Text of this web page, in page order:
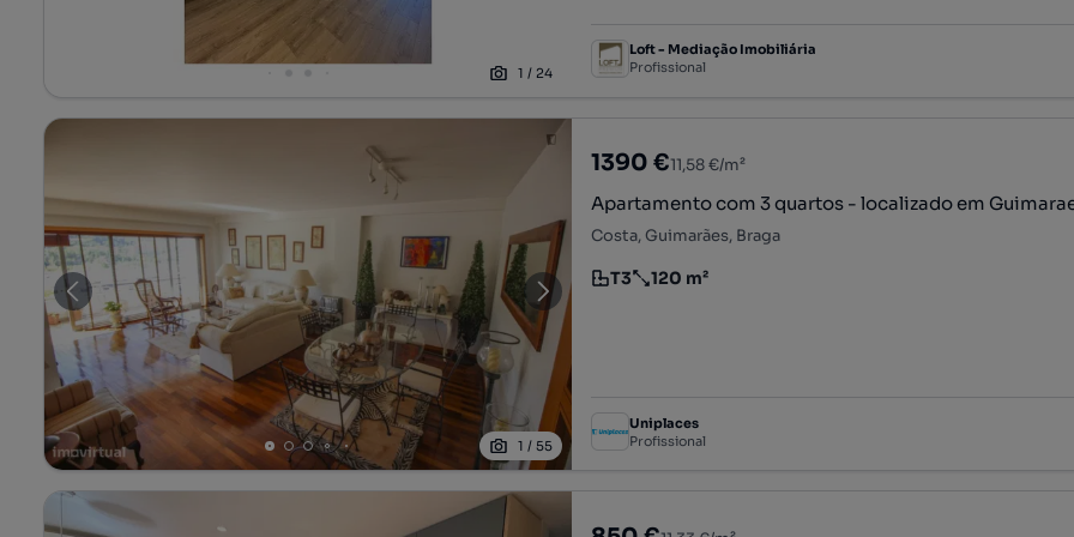
1 / 24
Loft - Mediação Imobiliária
Profissional
1 / 55
1390 €11,58 €/m²
Apartamento com 3 quartos - localizado em
Costa, Guimarães, Braga
Tipologia
T3
Preço por metro quadrado
120 m²
Uniplaces
Profissional